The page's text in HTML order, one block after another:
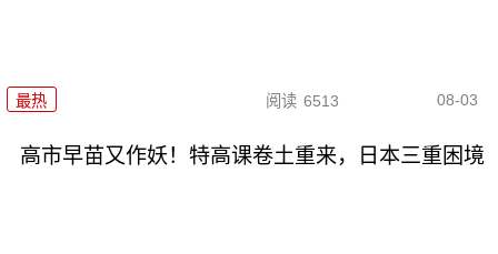
最热 阅读 6513 08-03
高市早苗又作妖！特高课卷土重来，日本三重困境